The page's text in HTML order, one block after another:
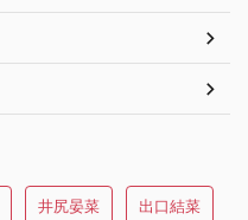
井尻晏菜 出口結菜